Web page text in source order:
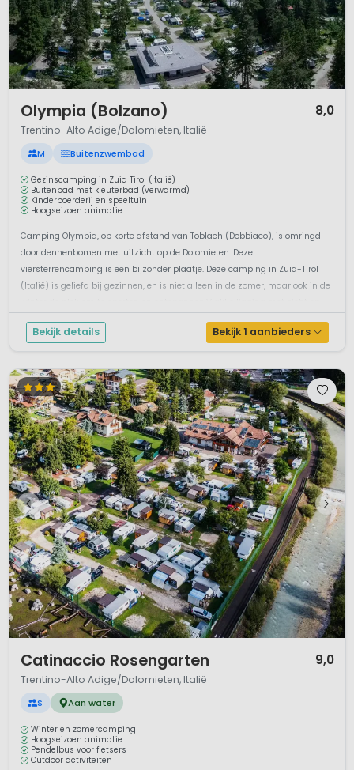
Olympia (Bolzano) 8,0
Trentino-Alto Adige/Dolomieten, Italië
M Buitenzwembad
Gezinscamping in Zuid Tirol (Italië)
Buitenbad met kleuterbad (verwarmd)
Kinderboerderij en speeltuin
Hoogseizoen animatie
Camping Olympia, op korte afstand van Toblach (Dobbiaco), is omringd
door dennenbomen met uitzicht op de Dolomieten. Deze
viersterrencamping is een bijzonder plaatje. Deze camping in Zuid-Tirol
(Italië) is geliefd bij gezinnen, en is niet alleen in de zomer, maar ook in de
Bekijk details Bekijk 1 aanbieders
Catinaccio Rosengarten 9,0
Trentino-Alto Adige/Dolomieten, Italië
S Aan water
Winter en zomercamping
Hoogseizoen animatie
Pendelbus voor fietsers
Outdoor activiteiten